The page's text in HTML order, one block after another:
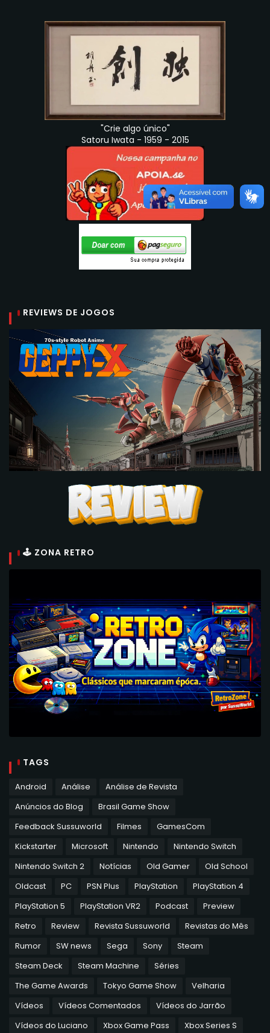
"Crie algo único"
Satoru Iwata - 1959 - 2015
REVIEWS DE JOGOS
🕹 ZONA RETRO
TAGS
Android Análise
Análise de Revista
Anúncios do Blog
Brasil Game Show
Feedback Sussuworld
Filmes
GamesCom
Kickstarter
Microsoft Nintendo
Nintendo Switch
Nintendo Switch 2
Notícias Old Gamer
Old School
Oldcast
PC PSN Plus PlayStation
PlayStation 4
PlayStation 5
PlayStation VR2 Podcast
Preview
Retro
Review Revista Sussuworld
Revistas do Mês
Rumor
SW news Sega Sony
Steam
Steam Deck
Steam Machine
Séries
The Game Awards
Tokyo Game Show
Velharia
Vídeos
Vídeos Comentados
Vídeos do Jarrão
Vídeos do Luciano
Xbox Game Pass
Xbox Series S